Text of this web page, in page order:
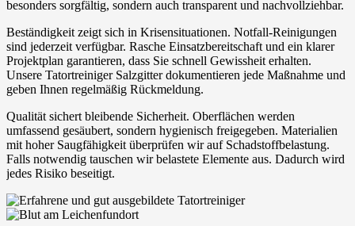
besonders sorgfältig, sondern auch transparent und nachvollziehbar.
Beständigkeit zeigt sich in Krisensituationen. Notfall-Reinigungen
sind jederzeit verfügbar. Rasche Einsatzbereitschaft und ein klarer
Projektplan garantieren, dass Sie schnell Gewissheit erhalten.
Unsere Tatortreiniger Salzgitter dokumentieren jede Maßnahme und
geben Ihnen regelmäßig Rückmeldung.
Qualität sichert bleibende Sicherheit. Oberflächen werden
umfassend gesäubert, sondern hygienisch freigegeben. Materialien
mit hoher Saugfähigkeit überprüfen wir auf Schadstoffbelastung.
Falls notwendig tauschen wir belastete Elemente aus. Dadurch wird
jedes Risiko beseitigt.